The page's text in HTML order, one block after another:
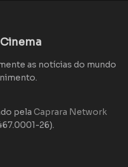
as notícias do mundo
pela Caprara Network
26).